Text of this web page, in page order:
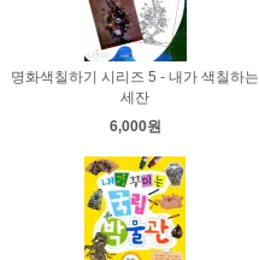
명화색칠하기 시리즈 5 - 내가 색칠하는
세잔
6,000원